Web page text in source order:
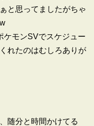
と思ってましたがちゃ
ケモンSVでスケジュー
れたのはむしろありが
随分と時間かけてる